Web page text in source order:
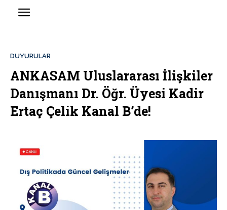
DUYURULAR
ANKASAM Uluslararası İlişkiler
Danışmanı Dr. Öğr. Üyesi Kadir
Ertaç Çelik Kanal B’de!